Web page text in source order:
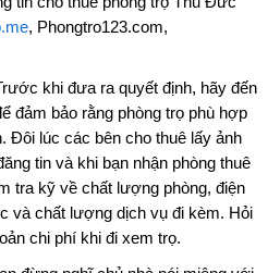
, Phongtro123.com,
khi đưa ra quyết định, hãy đến
đảm bảo rằng phòng trọ phù hợp
Đôi lúc các bên cho thuê lấy ảnh
tin và khi bạn nhận phòng thuê
tra kỹ về chất lượng phòng, điện
và chất lượng dịch vụ đi kèm. Hỏi
chi phí khi đi xem trọ.